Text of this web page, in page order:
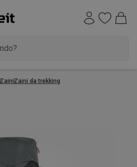
ZainiZaini da trekking